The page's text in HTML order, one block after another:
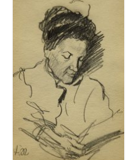
George Paice
Johann Georg
Ludwig Martin
Weitere
Kunst 1900-1945
Walter Becker